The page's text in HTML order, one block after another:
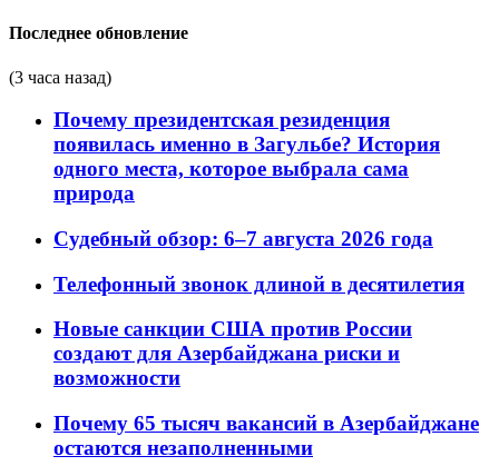
Последнее обновление
(3 часа назад)
Почему президентская резиденция
появилась именно в Загульбе? История
одного места, которое выбрала сама
природа
Судебный обзор: 6–7 августа 2026 года
Телефонный звонок длиной в десятилетия
Новые санкции США против России
создают для Азербайджана риски и
возможности
Почему 65 тысяч вакансий в Азербайджане
остаются незаполненными